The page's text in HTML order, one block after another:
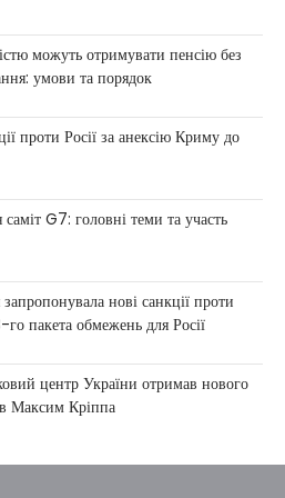
України Володимир Зеленський
що Київ готовий підтримати
партнерів у стабілізації ситуації
на Близькому Сході
туризм і
1 Березня, 2026
конфлікту на Близькому Сході
вплинуло на міжнародні подорожі та
індустрію. Після ударів…
відкидають можливість
Ірану у разі провалу
Anastasiya
17 Червня,
можуть отримувати пенсію без
умови та порядок
проти Росії за анексію Криму до
G7: головні теми та участь
нові санкції проти
го пакета обмежень для Росії
центр України отримав нового
Максим Кріппа